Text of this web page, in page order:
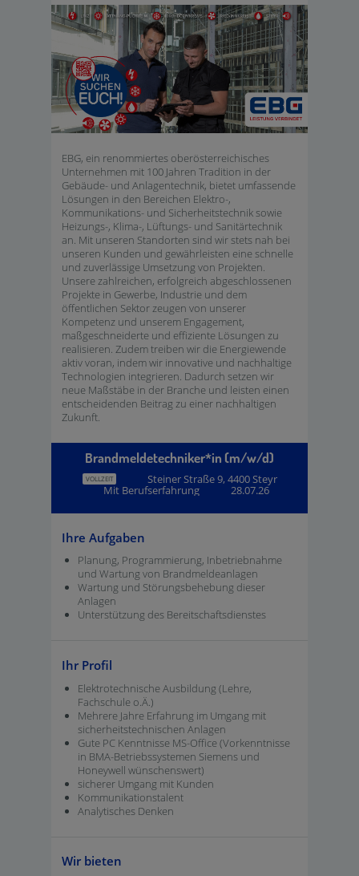
EBG, ein renommiertes oberösterreichisches
Unternehmen mit 100 Jahren Tradition in der
Gebäude- und Anlagentechnik, bietet umfassende
Lösungen in den Bereichen Elektro-,
Kommunikations- und Sicherheitstechnik sowie
Heizungs-, Klima-, Lüftungs- und Sanitärtechnik
an. Mit unseren Standorten sind wir stets nah bei
unseren Kunden und gewährleisten eine schnelle
und zuverlässige Umsetzung von Projekten.
Unsere zahlreichen, erfolgreich abgeschlossenen
Projekte in Gewerbe, Industrie und dem
öffentlichen Sektor zeugen von unserer
Kompetenz und unserem Engagement,
maßgeschneiderte und effiziente Lösungen zu
realisieren. Zudem treiben wir die Energiewende
aktiv voran, indem wir innovative und nachhaltige
Technologien integrieren. Dadurch setzen wir
neue Maßstäbe in der Branche und leisten einen
entscheidenden Beitrag zu einer nachhaltigen
Zukunft.
Brandmeldetechniker*in (m/w/d)
VOLLZEIT Steiner Straße 9, 4400 Steyr
Mit Berufserfahrung 28.07.26
Ihre Aufgaben
Planung, Programmierung, Inbetriebnahme
und Wartung von Brandmeldeanlagen
Wartung und Störungsbehebung dieser
Anlagen
Unterstützung des Bereitschaftsdienstes
Ihr Profil
Elektrotechnische Ausbildung (Lehre,
Fachschule o.Ä.)
Mehrere Jahre Erfahrung im Umgang mit
sicherheitstechnischen Anlagen
Gute PC Kenntnisse MS-Office (Vorkenntnisse
in BMA-Betriebssystemen Siemens und
Honeywell wünschenswert)
sicherer Umgang mit Kunden
Kommunikationstalent
Analytisches Denken
Wir bieten